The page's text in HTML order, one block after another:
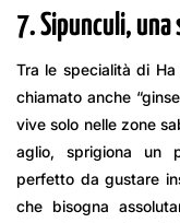
7. Sipunculi, una
Tra le specialità di
chiamato anche
vive solo nelle zone
aglio, sprigiona un
perfetto da gustare
che bisogna